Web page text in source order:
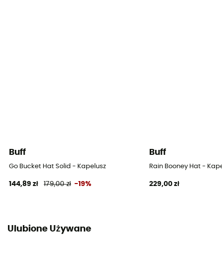
Buff
Go Bucket Hat Solid - Kapelusz
144,89 zł 179,00 zł -19%
Buff
Rain Booney Hat -
229,00 zł
Ulubione Używane